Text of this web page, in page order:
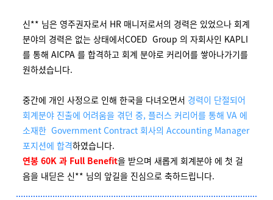
신** 님은 영주권자로서 HR 매니저로서의 경력은 있었으나 회계
분야의 경력은 없는 상태에서COED Group 의 자회사인 KAPLI
를 통해 AICPA 를 합격하고 회계 분야로 커리어를 쌓아나가기를
원하셨습니다.
중간에 개인 사정으로 인해 한국을 다녀오면서 경력이 단절되어
회계분야 진출에 어려움을 겪던 중, 플러스 커리어를 통해 VA 에
소재한 Government Contract 회사의 Accounting Manager
포지션에 합격하였습니다.
연봉 60K 과 Full Benefit을 받으며 새롭게 회계분야 에 첫 걸
음을 내딛은 신** 님의 앞길을 진심으로 축하드립니다.